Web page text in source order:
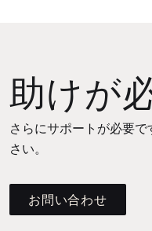
助けが
さらにサポートが必要
さい。
お問い合わせ